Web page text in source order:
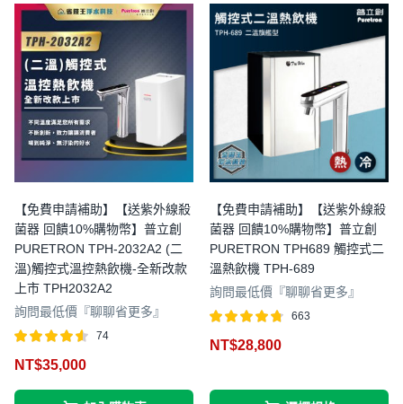
【免費申請補助】【送紫外線殺
菌器 回饋10%購物幣】普立創
PURETRON TPH-2032A2 (二
溫)觸控式溫控熱飲機-全新改款
上市 TPH2032A2
詢問最低價『聊聊省更多』
4.55
74
NT$35,000
【免費申請補助】【送紫外線殺
菌器 回饋10%購物幣】普立創
PURETRON TPH689 觸控式二
溫熱飲機 TPH-689
詢問最低價『聊聊省更多』
4.68
663
NT$28,800